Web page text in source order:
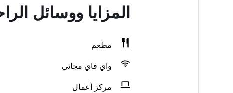
المزايا ووسائل
مطعم
واي فاي مجاني
مركز أعمال